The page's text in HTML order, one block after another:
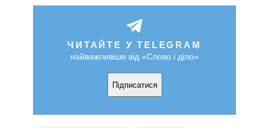
ЧИТАЙТЕ У TELEGRAM
найважливіше від «Слово і діло»
Підписатися